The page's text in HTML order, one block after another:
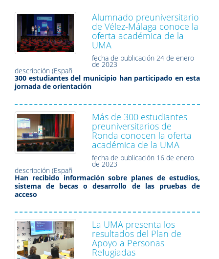
Alumnado preuniversitario
de Vélez-Málaga conoce la
oferta académica de la
UMA
fecha de publicación 24 de enero
de 2023
descripción (Españ
300 estudiantes del municipio han participado en esta
jornada de orientación
Más de 300 estudiantes
preuniversitarios de
Ronda conocen la oferta
académica de la UMA
fecha de publicación 16 de enero
de 2023
descripción (Españ
Han recibido información sobre planes de estudios,
sistema de becas o desarrollo de las pruebas de
acceso
La UMA presenta los
resultados del Plan de
Apoyo a Personas
Refugiadas